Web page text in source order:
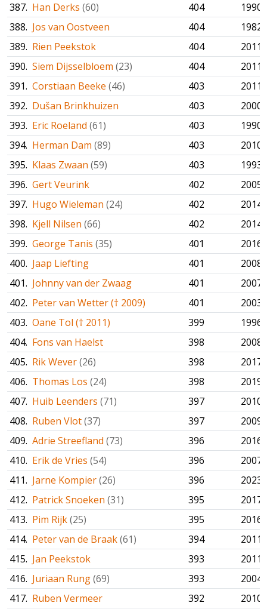
387. Han Derks (60) 404
1990
388. Jos van Oostveen 404
1982
389. Rien Peekstok 404
2011
390. Siem Dijsselbloem (23) 404
2011
391. Corstiaan Beeke (46) 403
2011
392. Dušan Brinkhuizen 403
2000
393. Eric Roeland (61) 403
1990
394. Herman Dam (89) 403
2010
395. Klaas Zwaan (59) 403
1993
396. Gert Veurink 402
2005
397. Hugo Wieleman (24) 402
2014
398. Kjell Nilsen (66) 402
2014
399. George Tanis (35) 401
2016
400. Jaap Liefting 401
2008
401. Johnny van der Zwaag 401
2007
402. Peter van Wetter († 2009) 401
2003
403. Oane Tol († 2011) 399
1996
404. Fons van Haelst 398
2008
405. Rik Wever(26) 398
2017
406. Thomas Los (24) 398
2019
407. Huib Leenders (71) 397
2010
408. Ruben Vlot(37) 397
2009
409. Adrie Streefland (73) 396
2016
410. Erik de Vries (54) 396
2007
411. Jarne Kompier(26) 396
2023
412. Patrick Snoeken (31) 395
2017
413. Pim Rijk(25) 395
2016
414. Peter van de Braak(61) 394
2011
415. Jan Peekstok 393
2011
416. Juriaan Rung(69) 393
2004
417. Ruben Vermeer 392 2010